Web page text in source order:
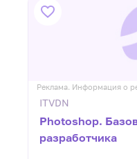
Реклама. Информация о
ITVDN
Photoshop.
разработчика